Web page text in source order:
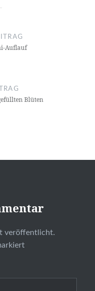
Auflauf
Blüten
veröffentlicht.